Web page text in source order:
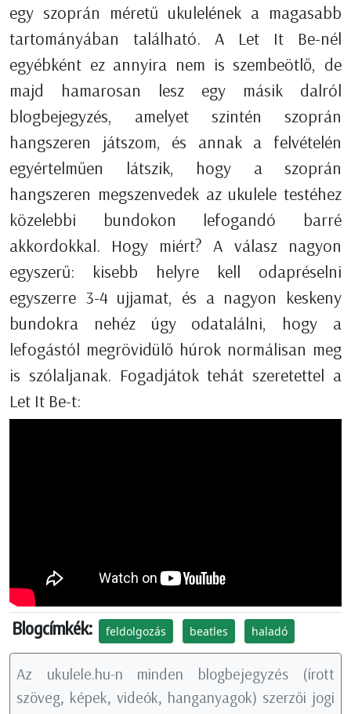
egy szoprán méretű ukulelének a magasabb
tartományában található. A Let It Be-nél
egyébként ez annyira nem is szembeötlő, de
majd hamarosan lesz egy másik dalról
blogbejegyzés, amelyet szintén szoprán
hangszeren játszom, és annak a felvételén
egyértelműen látszik, hogy a szoprán
hangszeren megszenvedek az ukulele testéhez
közelebbi bundokon lefogandó barré
akkordokkal. Hogy miért? A válasz nagyon
egyszerű: kisebb helyre kell odapréselni
egyszerre 3-4 ujjamat, és a nagyon keskeny
bundokra nehéz úgy odatalálni, hogy a
lefogástól megrövidülő húrok normálisan meg
is szólaljanak. Fogadjátok tehát szeretettel a
Let It Be-t:
Blogcímkék: feldolgozás beatles haladó
Az ukulele.hu-n minden blogbejegyzés (írott
szöveg, képek, videók, hanganyagok) szerzői jogi